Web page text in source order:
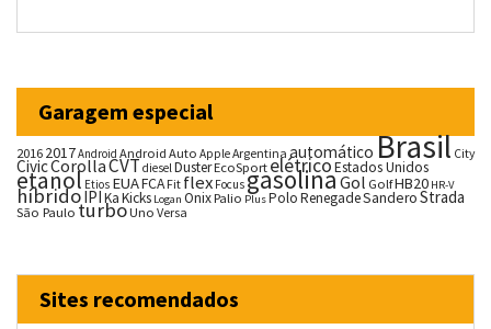
Garagem especial
20162017Android Android Auto AppleArgentina automáticoBrasil City
CivicCorollaCVTdieselDusterEcoSportelétricoEstados Unidos
etanol Etios EUAFCA Fit flex FocusgasolinaGol GolfHB20 HR-V
híbridoIPIKaKicks Logan OnixPalio PlusPoloRenegadeSanderoStrada
São Paulo turboUno Versa
Sites recomendados